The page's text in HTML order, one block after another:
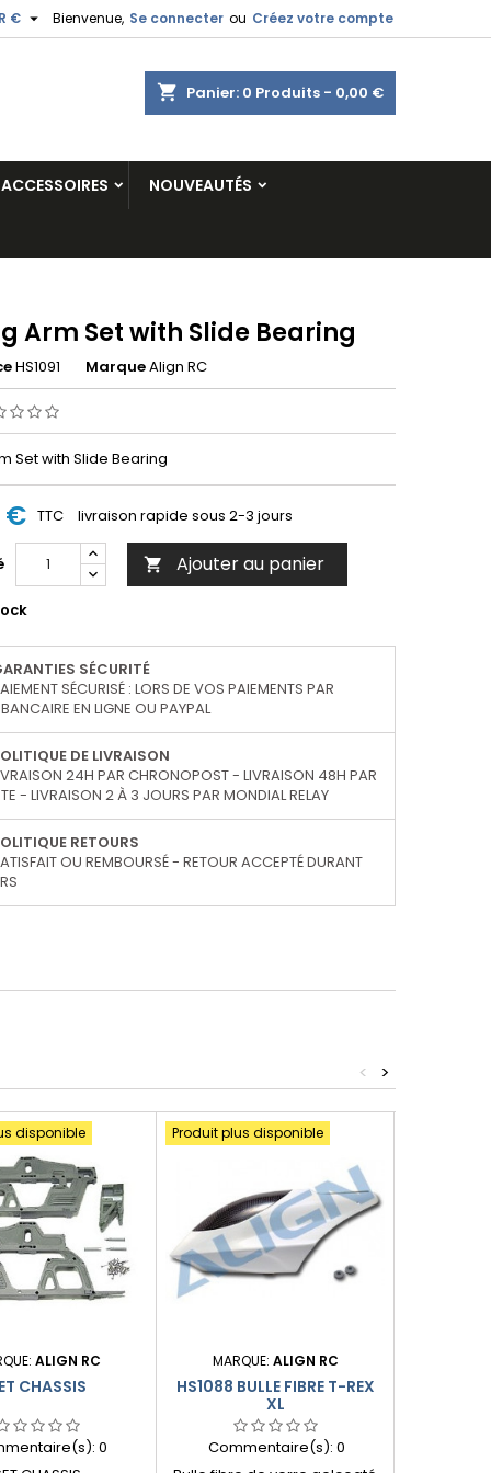
Bienvenue, Se connecter ou Créez votre compte
€ 
shopping_cart Panier: 0 Produits - 0,00 €
ACCESSOIRES NOUVEAUTÉS
Arm Set with Slide Bearing
HS1091 MarqueAlign RC
Set with Slide Bearing
€ TTC livraison rapide sous 2-3 jours
 Ajouter au panier
SÉCURITÉ
SÉCURISÉ : LORS DE VOS PAIEMENTS PAR
EN LIGNE OU PAYPAL
DE LIVRAISON
24H PAR CHRONOPOST - LIVRAISON 48H PAR
- LIVRAISON 2 À 3 JOURS PAR MONDIAL RELAY
RETOURS
OU REMBOURSÉ - RETOUR ACCEPTÉ DURANT
>
<
disponible
ALIGN RC
CHASSIS
0
Produit plus disponible
MARQUE: ALIGN RC
HS1088 BULLE FIBRE T-REX
XL
Commentaire(s): 0